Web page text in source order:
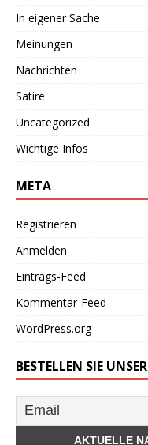
In eigener Sache
Meinungen
Nachrichten
Satire
Uncategorized
Wichtige Infos
META
Registrieren
Anmelden
Eintrags-Feed
Kommentar-Feed
WordPress.org
BESTELLEN SIE